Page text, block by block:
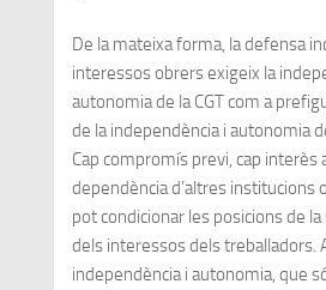
De la mateixa forma, la defensa
interessos obrers exigeix la
autonomia de la CGT com a
de la independència i autonomia
Cap compromís previ, cap interès
dependència d’altres institucions
pot condicionar les posicions de la
dels interessos dels treballadors.
independència i autonomia, que